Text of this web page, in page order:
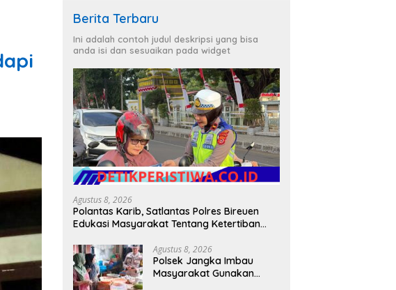
Berita Terbaru
Ini adalah contoh judul deskripsi yang bisa
anda isi dan sesuaikan pada widget
Agustus 8, 2026
Polantas Karib, Satlantas Polres Bireuen
Edukasi Masyarakat Tentang Ketertiban
Agustus 8, 2026
Polsek Jangka Imbau
Masyarakat Gunakan